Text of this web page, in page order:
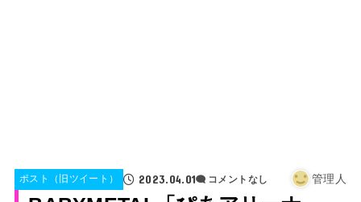
ポスト（旧ツイート） 2023.04.01 コメントなし 管理人